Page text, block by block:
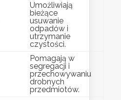
Umożliwiają
bieżące
usuwanie
odpadów i
utrzymanie
czystości.
Pomagają w
segregacji i
przechowywaniu
drobnych
przedmiotów.